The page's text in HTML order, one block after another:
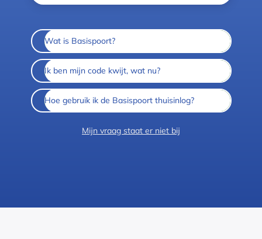
Wat is Basispoort?
Ik ben mijn code kwijt, wat nu?
Hoe gebruik ik de Basispoort thuisinlog?
Mijn vraag staat er niet bij